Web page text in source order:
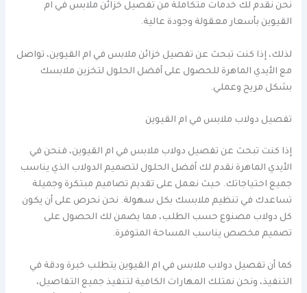
نحن نقدم لك خدمات متكاملة من تفصيل خزائن ملابس في ام
القيوين بأسعار معقولة وجودة عالية.
لذلك، إذا كنت تبحث عن تفصيل خزائن ملابس في ام القيوين، تواصل
مع الأيدي الماهرة للحصول على أفضل الحلول لتخزين ملابسك
بشكل مريح وعملي.
تفصيل دولاب ملابس في ام القيوين
إذا كنت تبحث عن تفصيل دولاب ملابس في ام القيوين، فنحن في
الأيدي الماهرة نقدم لك أفضل الحلول لتصميم الدولاب الذي يناسب
جميع احتياجاتك. حيث نعمل على تقديم تصاميم مبتكرة وجميلة
تساعدك في تنظيم ملابسك بكل سهولة. نحن نحرص على أن يكون
كل دولاب مصنوع حسب الطلب، مما يضمن لك الحصول على
تصميم مخصص يناسب المساحة المتوفرة.
كما أن تفصيل دولاب ملابس في ام القيوين يتطلب خبرة ودقة في
التنفيذ، ونحن نمتلك المهارات الكافية لتنفيذ جميع التفاصيل،